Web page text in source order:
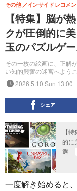
【特集】脳が
クが圧倒的に
玉のパズルゲ
その一枚の絵画に、正解
い知的興奮の迷宮へよう
その他 インサイド レコメ
2026.5.10 Sun 13:00
シェア
【
的に
選
一度解き始めると